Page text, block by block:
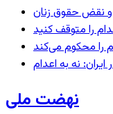
و نقض حقوق زنان
را محکوم می‌کند
نه به اعدام
نهضت ملی